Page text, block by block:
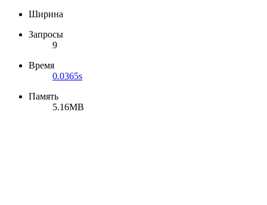
Ширина
Запросы
9
Время
0.0365s
Память
5.16MB